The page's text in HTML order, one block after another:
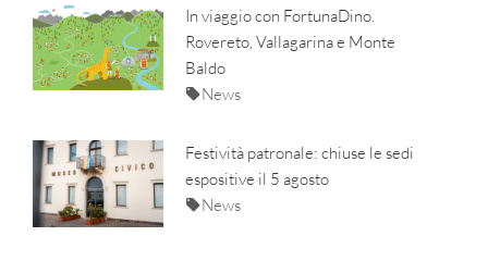
In viaggio con FortunaDino.
Rovereto, Vallagarina e Monte
Baldo
News
Festività patronale: chiuse le sedi
espositive il 5 agosto
News